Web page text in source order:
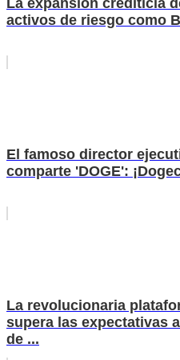
activos de riesgo como
El famoso director
comparte 'DOGE':
La revolucionaria
supera las expectativas
de ...